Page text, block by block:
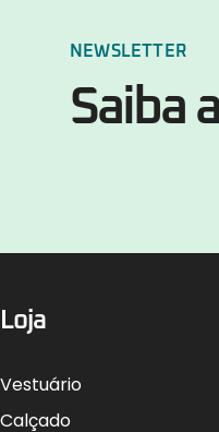
NEWSLETTER
Saiba
Loja
Vestuário
Calçado